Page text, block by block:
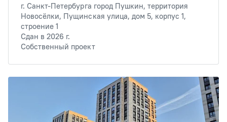
г. Санкт-Петербурга город Пушкин, территория
Новосёлки, Пущинская улица, дом 5, корпус 1,
строение 1
Сдан в 2026 г.
Собственный проект